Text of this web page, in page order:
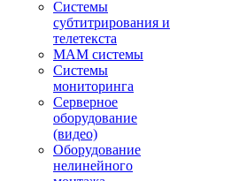
Системы
субтитрирования и
телетекста
MAM системы
Системы
мониторинга
Серверное
оборудование
(видео)
Оборудование
нелинейного